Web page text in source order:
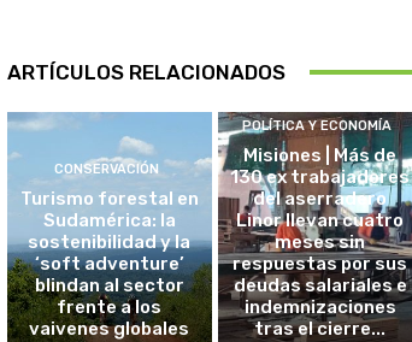
ARTÍCULOS RELACIONADOS
CONSERVACIÓN
Turismo forestal en
Sudamérica: la
sostenibilidad y la
‘soft adventure’
blindan al sector
frente a los
vaivenes globales
POLÍTICA Y ECONOMÍA
Misiones | Más de
130 ex trabajadores
del aserradero
Linor llevan cuatro
meses sin
respuestas por sus
deudas salariales e
indemnizaciones
tras el cierre...